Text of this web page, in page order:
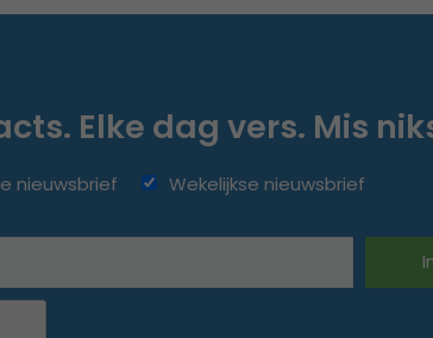
Elke dag vers. Mis
nieuwsbrief Wekelijkse nieuwsbrief